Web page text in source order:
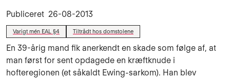
Publiceret 26-08-2013
Varigt mén EAL §4 Tiltrådt hos domstolene
En 39-årig mand fik anerkendt en skade som følge af, at
man først for sent opdagede en kræftknude i
hofteregionen (et såkaldt Ewing-sarkom). Han blev